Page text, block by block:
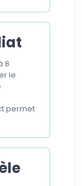
8
le
permet